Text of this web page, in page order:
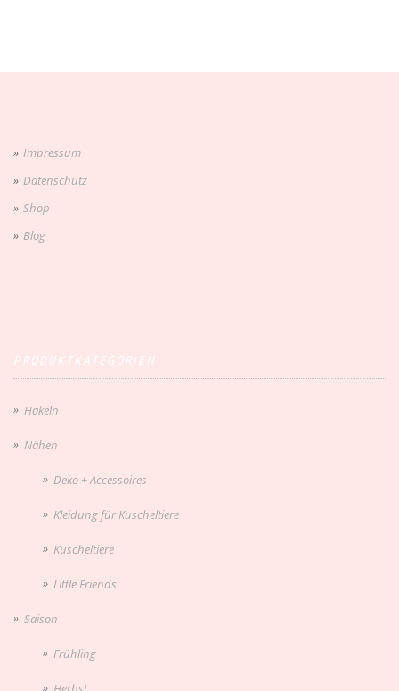
Impressum
Datenschutz
Shop
Blog
Häkeln
Nähen
Deko + Accessoires
Kleidung für Kuscheltiere
Kuscheltiere
Little Friends
Saison
Frühling